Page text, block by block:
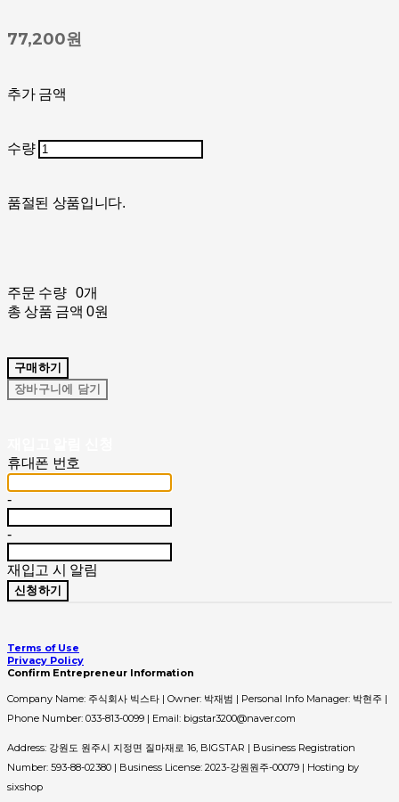
77,200원
추가 금액
수량
품절된 상품입니다.
주문 수량
0개
총 상품 금액 0원
구매하기
장바구니에 담기
휴대폰 번호
-
-
재입고 시 알림
신청하기
Terms of Use
Privacy Policy
Confirm Entrepreneur Information
Company Name: 주식회사 빅스타 | Owner: 박재범 | Personal Info Manager: 박현주 |
Phone Number: 033-813-0099 | Email: bigstar3200@naver.com
Address: 강원도 원주시 지정면 질마재로 16, BIGSTAR | Business Registration
Number: 593-88-02380 | Business License: 2023-강원원주-00079 | Hosting by
sixshop